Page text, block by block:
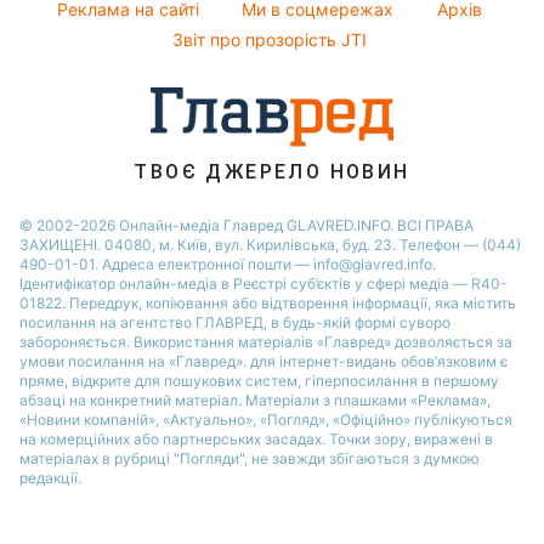
Пилова буря
Реклама на сайті
Ми в соцмережах
Архів
Звіт про прозорість JTI
ТВОЄ ДЖЕРЕЛО НОВИН
© 2002-2026 Онлайн-медіа Главред GLAVRED.INFO. ВСІ ПРАВА
ЗАХИЩЕНІ. 04080, м. Київ, вул. Кирилівська, буд. 23. Телефон — (044)
490-01-01. Адреса електронної пошти — info@glavred.info.
Ідентифікатор онлайн-медіа в Реєстрі суб’єктів у сфері медіа — R40-
01822. Передрук, копіювання або відтворення інформації, яка містить
посилання на агентство ГЛАВРЕД, в будь-якій формi суворо
забороняється. Використання матеріалів «Главред» дозволяється за
умови посилання на «Главред». для інтернет-видань обов’язковим є
пряме, відкрите для пошукових систем, гіперпосилання в першому
абзаці на конкретний матеріал. Матеріали з плашками «Реклама»,
«Новини компаній», «Актуально», «Погляд», «Офіційно» публікуються
на комерційних або партнерських засадах. Точки зору, виражені в
матеріалах в рубриці "Погляди", не завжди збігаються з думкою
редакції.